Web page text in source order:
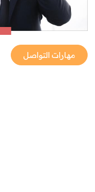
مهارات التواصل